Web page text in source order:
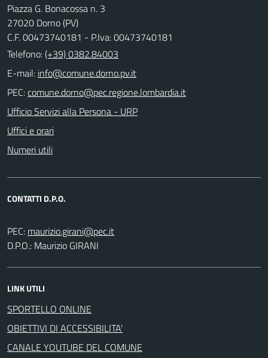
Piazza G. Bonacossa n. 3
27020 Dorno (PV)
C.F. 00473740181 - P.Iva: 00473740181
Telefono:(+39) 0382.84003
E-mail:
PEC:
Ufficio Servizi alla Persona - URP
Uffici e orari
Numeri utili
CONTATTI D.P.O.
PEC:
D.P.O.: Maurizio GIRANI
LINK UTILI
SPORTELLO ONLINE
OBIETTIVI DI ACCESSIBILITA'
CANALE YOUTUBE DEL COMUNE